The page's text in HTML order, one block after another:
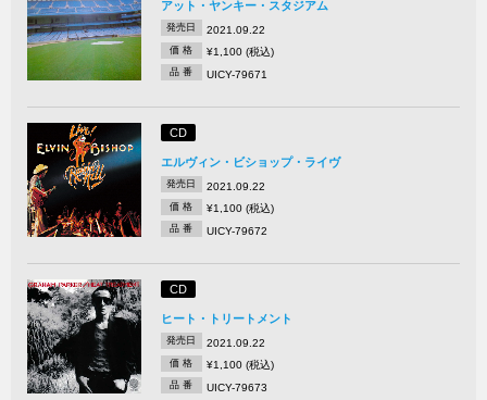
アット・ヤンキー・スタジアム
発売日 2021.09.22
価 格 ¥1,100 (税込)
品 番 UICY-79671
CD
エルヴィン・ビショップ・ライヴ
発売日 2021.09.22
価 格 ¥1,100 (税込)
品 番 UICY-79672
CD
ヒート・トリートメント
発売日 2021.09.22
価 格 ¥1,100 (税込)
品 番 UICY-79673